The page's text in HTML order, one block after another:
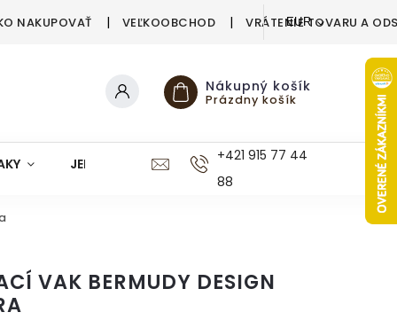
NAKUPOVAŤ VEĽKOOBCHOD VRÁTENIE TOVARU A
EUR
Nákupný košík
Prázdny košík
JEDÁLEŇ KUCHYŇA KÚPEĽŇA
+421 915 77 44
88
VAK BERMUDY DESIGN